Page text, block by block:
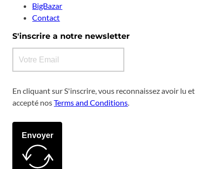
BigBazar
Contact
S'inscrire a notre newsletter
En cliquant sur S'inscrire, vous reconnaissez avoir lu et
accepté nosTerms and Conditions.
Envoyer